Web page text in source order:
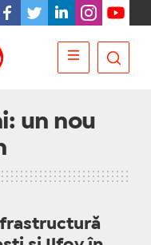
un nou